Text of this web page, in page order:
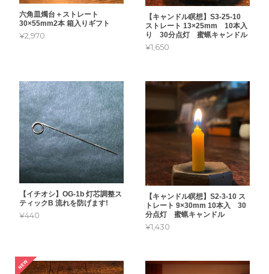
六角皿燭台＋ストレート
30×55mm2本 箱入りギフト
¥2,970
【キャンドル瞑想】S3-25-10
ストレート 13×25mm 10本入
り 30分点灯 蜜蝋キャンドル
¥1,650
【イチオシ】OG-1b 灯芯調整ス
ティックB 流れを防げます!
¥440
【キャンドル瞑想】S2-3-10 ス
トレート 9×30mm 10本入 30
分点灯 蜜蝋キャンドル
¥1,430